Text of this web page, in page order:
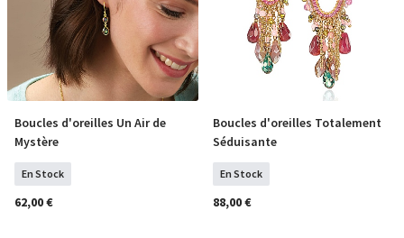
COMMANDER
Boucles d'oreilles Un Air de
Mystère
En Stock
62,00 €
COMMANDER
Boucles d'oreilles Totalement
Séduisante
En Stock
88,00 €